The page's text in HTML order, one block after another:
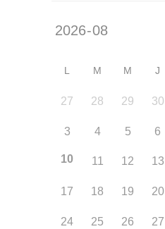
L M M J
27 28 29 30
3 4 5 6
10 11 12 13
17 18 19 20
24 25 26 27